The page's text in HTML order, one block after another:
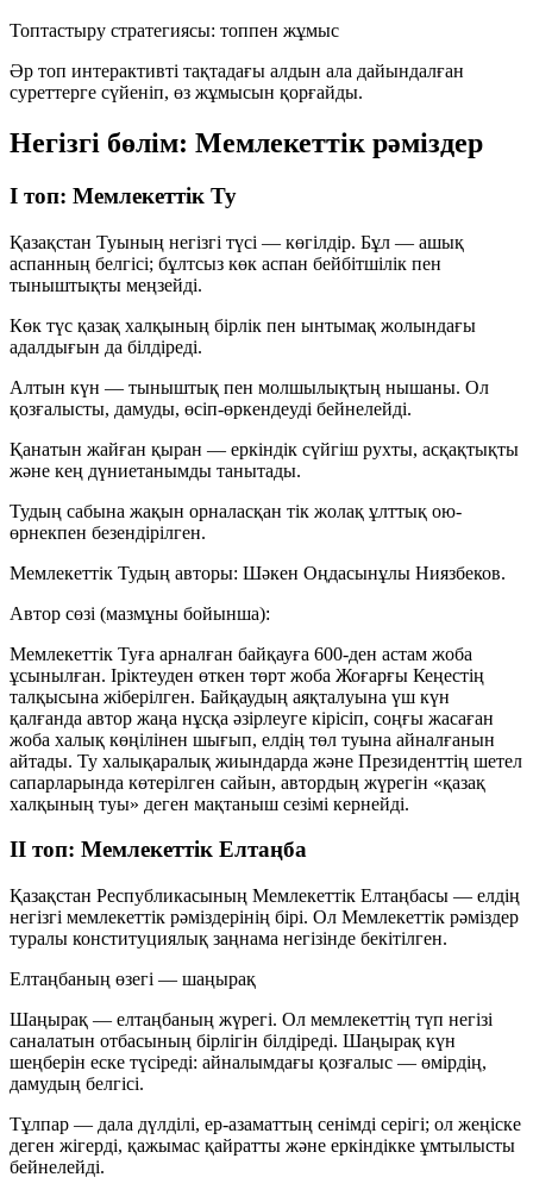
Топтастыру стратегиясы: топпен жұмыс
Әр топ интерактивті тақтадағы алдын ала дайындалған
суреттерге сүйеніп, өз жұмысын қорғайды.
Негізгі бөлім: Мемлекеттік рәміздер
І топ: Мемлекеттік Ту
Қазақстан Туының негізгі түсі — көгілдір. Бұл — ашық
аспанның белгісі; бұлтсыз көк аспан бейбітшілік пен
тыныштықты меңзейді.
Көк түс қазақ халқының бірлік пен ынтымақ жолындағы
адалдығын да білдіреді.
Алтын күн — тыныштық пен молшылықтың нышаны. Ол
қозғалысты, дамуды, өсіп-өркендеуді бейнелейді.
Қанатын жайған қыран — еркіндік сүйгіш рухты, асқақтықты
және кең дүниетанымды танытады.
Тудың сабына жақын орналасқан тік жолақ ұлттық ою-
өрнекпен безендірілген.
Мемлекеттік Тудың авторы: Шәкен Оңдасынұлы Ниязбеков.
Автор сөзі (мазмұны бойынша):
Мемлекеттік Туға арналған байқауға 600-ден астам жоба
ұсынылған. Іріктеуден өткен төрт жоба Жоғарғы Кеңестің
талқысына жіберілген. Байқаудың аяқталуына үш күн
қалғанда автор жаңа нұсқа әзірлеуге кірісіп, соңғы жасаған
жоба халық көңілінен шығып, елдің төл туына айналғанын
айтады. Ту халықаралық жиындарда және Президенттің шетел
сапарларында көтерілген сайын, автордың жүрегін «қазақ
халқының туы» деген мақтаныш сезімі кернейді.
ІІ топ: Мемлекеттік Елтаңба
Қазақстан Республикасының Мемлекеттік Елтаңбасы — елдің
негізгі мемлекеттік рәміздерінің бірі. Ол Мемлекеттік рәміздер
туралы конституциялық заңнама негізінде бекітілген.
Елтаңбаның өзегі — шаңырақ
Шаңырақ — елтаңбаның жүрегі. Ол мемлекеттің түп негізі
саналатын отбасының бірлігін білдіреді. Шаңырақ күн
шеңберін еске түсіреді: айналымдағы қозғалыс — өмірдің,
дамудың белгісі.
Тұлпар — дала дүлділі, ер-азаматтың сенімді серігі; ол жеңіске
деген жігерді, қажымас қайратты және еркіндікке ұмтылысты
бейнелейді.